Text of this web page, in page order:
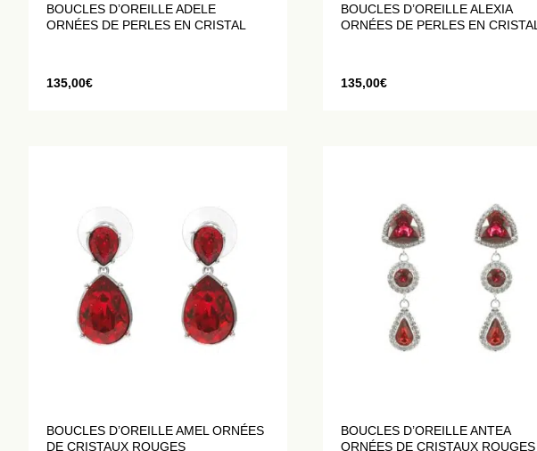
BOUCLES D’OREILLE ADELE
ORNÉES DE PERLES EN CRISTAL
135,00€
BOUCLES D’OREILLE ALEXIA
ORNÉES DE PERLES EN CRISTAL
135,00€
BOUCLES D’OREILLE AMEL ORNÉES
DE CRISTAUX ROUGES
BOUCLES D’OREILLE ANTEA
ORNÉES DE CRISTAUX ROUGES